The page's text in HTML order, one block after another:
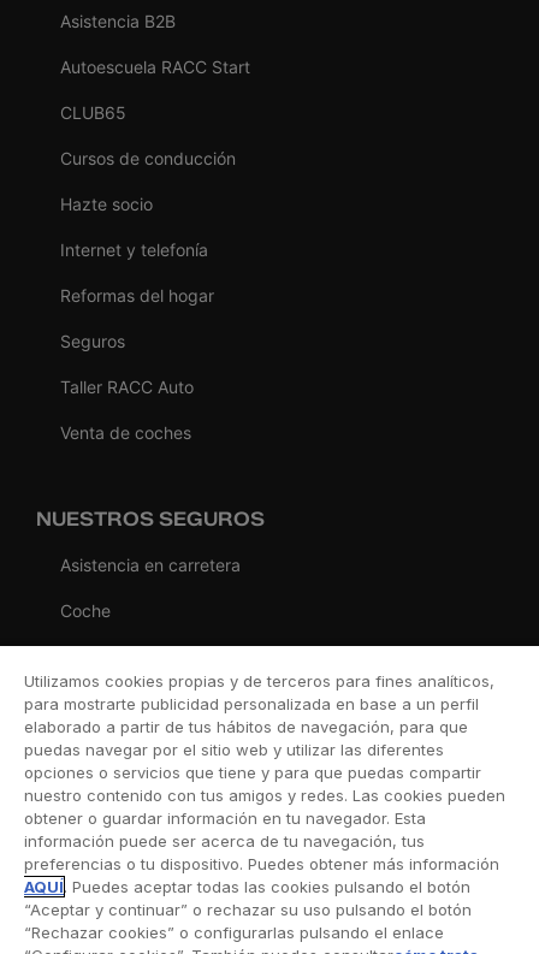
Asistencia B2B
Autoescuela RACC Start
CLUB65
Cursos de conducción
Hazte socio
Internet y telefonía
Reformas del hogar
Seguros
Taller RACC Auto
Venta de coches
NUESTROS SEGUROS
Asistencia en carretera
Coche
Viaje
Hogar
Vida
Decesos
Dental
Deportivo
Utilizamos cookies propias y de terceros para fines analíticos,
para mostrarte publicidad personalizada en base a un perfil
elaborado a partir de tus hábitos de navegación, para que
puedas navegar por el sitio web y utilizar las diferentes
opciones o servicios que tiene y para que puedas compartir
nuestro contenido con tus amigos y redes. Las cookies pueden
obtener o guardar información en tu navegador. Esta
información puede ser acerca de tu navegación, tus
preferencias o tu dispositivo. Puedes obtener más información
AQUÍ. Puedes aceptar todas las cookies pulsando el botón
“Aceptar y continuar” o rechazar su uso pulsando el botón
“Rechazar cookies” o configurarlas pulsando el enlace